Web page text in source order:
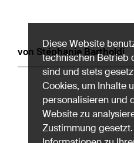
von Stéphanie Bartholdi
Diese Website
technischen Betrieb
sind und stets
Cookies, um Inhalte
personalisieren und
Website zu
Zustimmung